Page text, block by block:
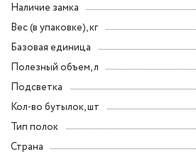
Наличие замка
Вес (в упаковке), кг
Базовая единица
Полезный объем, л
Подсветка
Кол-во бутылок, шт
Тип полок
Страна